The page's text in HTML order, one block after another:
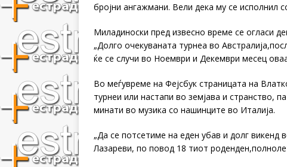
бројни ангажмани. Вели дека му се исполнил
Миладиноски пред извесно време се огласи
„Долго очекуваната турнеа во
ќе се случи во Ноември и Декември месец
Во меѓувреме на Фејсбук страницата на
турнеи или настапи во земјава и странство,
минати во музика со нашинците во Италија.
„Да се потсетимe на еден убав и долг викенд
Лазареви, по повод 18 тиот